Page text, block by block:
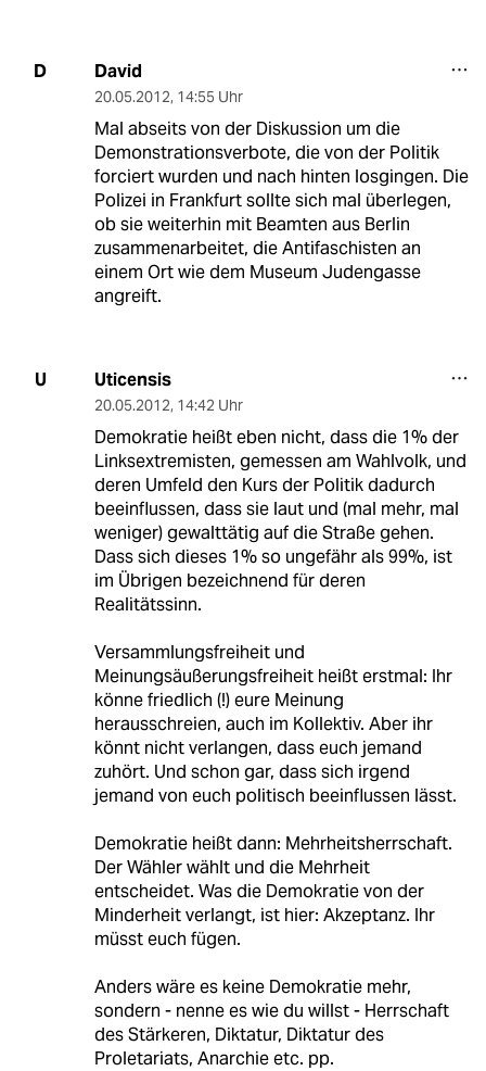
D David
20.05.2012, 14:55 Uhr
Mal abseits von der Diskussion um die
Demonstrationsverbote, die von der Politik
forciert wurden und nach hinten losgingen. Die
Polizei in Frankfurt sollte sich mal überlegen,
ob sie weiterhin mit Beamten aus Berlin
zusammenarbeitet, die Antifaschisten an
einem Ort wie dem Museum Judengasse
angreift.
U Uticensis
20.05.2012, 14:42 Uhr
Demokratie heißt eben nicht, dass die 1% der
Linksextremisten, gemessen am Wahlvolk, und
deren Umfeld den Kurs der Politik dadurch
beeinflussen, dass sie laut und (mal mehr, mal
weniger) gewalttätig auf die Straße gehen.
Dass sich dieses 1% so ungefähr als 99%, ist
im Übrigen bezeichnend für deren
Realitätssinn.
Versammlungsfreiheit und
Meinungsäußerungsfreiheit heißt erstmal: Ihr
könne friedlich (!) eure Meinung
herausschreien, auch im Kollektiv. Aber ihr
könnt nicht verlangen, dass euch jemand
zuhört. Und schon gar, dass sich irgend
jemand von euch politisch beeinflussen lässt.
Demokratie heißt dann: Mehrheitsherrschaft.
Der Wähler wählt und die Mehrheit
entscheidet. Was die Demokratie von der
Minderheit verlangt, ist hier: Akzeptanz. Ihr
müsst euch fügen.
Anders wäre es keine Demokratie mehr,
sondern - nenne es wie du willst - Herrschaft
des Stärkeren, Diktatur, Diktatur des
Proletariats, Anarchie etc. pp.